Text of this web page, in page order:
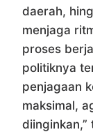
daerah,
menjaga
proses
politiknya
penjagaan
maksimal,
diinginkan,”